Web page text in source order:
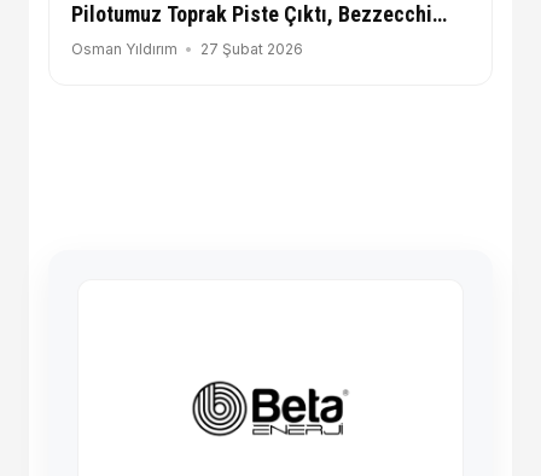
Pilotumuz Toprak Piste Çıktı, Bezzecchi
Rekor Kırdı!
Osman Yıldırım 27 Şubat 2026